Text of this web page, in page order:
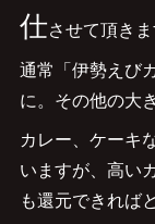
仕させて頂きま
通常「伊勢えび
に。その他の大
カレー、ケーキ
いますが、高い
も還元できれば